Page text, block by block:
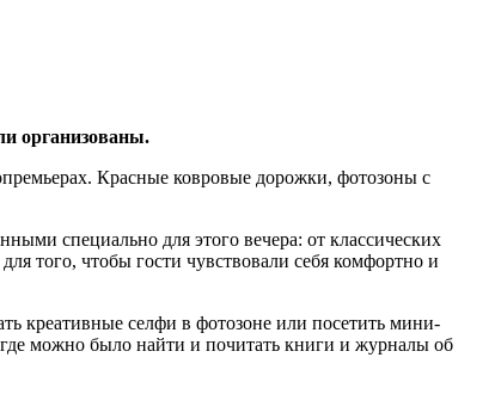
организованы.
Красные ковровые дорожки, фотозоны с
специально для этого вечера: от классических
того, чтобы гости чувствовали себя комфортно и
креативные селфи в фотозоне или посетить мини-
можно было найти и почитать книги и журналы об